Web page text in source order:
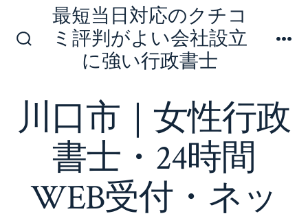
り
替
え
最短当日対応のクチコ
ミ評判がよい会社設立
に強い行政書士
川口市｜女性行政
書士・24時間
WEB受付・ネッ